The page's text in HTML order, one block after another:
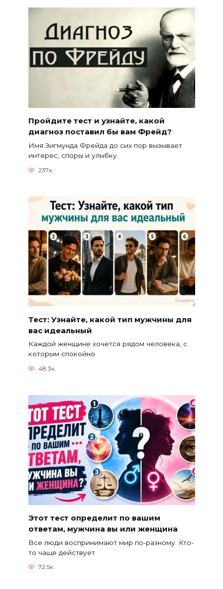
Пройдите тест и узнайте, какой
диагноз поставил бы вам Фрейд?
Имя Зигмунда Фрейда до сих пор вызывает
интерес, споры и улыбку.
237к.
Тест: Узнайте, какой тип мужчины для
вас идеальный
Каждой женщине хочется рядом человека, с
которым спокойно
48.3к.
Этот тест определит по вашим
ответам, мужчина вы или женщина
Все люди воспринимают мир по-разному. Кто-
то чаще действует
72.5к.